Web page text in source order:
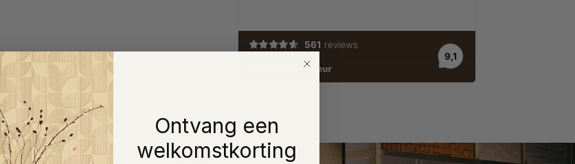
Ontvang een
welkomstkorting